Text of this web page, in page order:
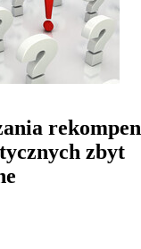
zbyt